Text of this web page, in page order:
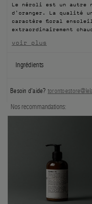
ÉCHANTILLONS
FILMS
Le néroli est un autre
d'oranger. La qualité
caractère floral
extraordinairement
voir plus
Ingrédients
Besoin d'aide?
Nos recommandations: